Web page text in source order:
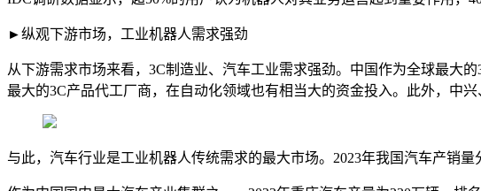
►纵观下游市场，工业机器人需求强劲
从下游需求市场来看，3C制造业、汽车工业需求强劲。中国作为全球最大
最大的3C产品代工厂商，在自动化领域也有相当大的资金投入。此外，中
与此，汽车行业是工业机器人传统需求的最大市场。2023年我国汽车产销量